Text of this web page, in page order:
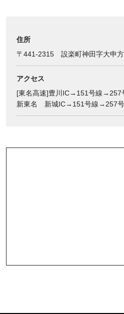
住所
〒441-2315 設楽町神田字大申
アクセス
[東名高速]豊川IC→151号線→257
新東名 新城IC→151号線→257号